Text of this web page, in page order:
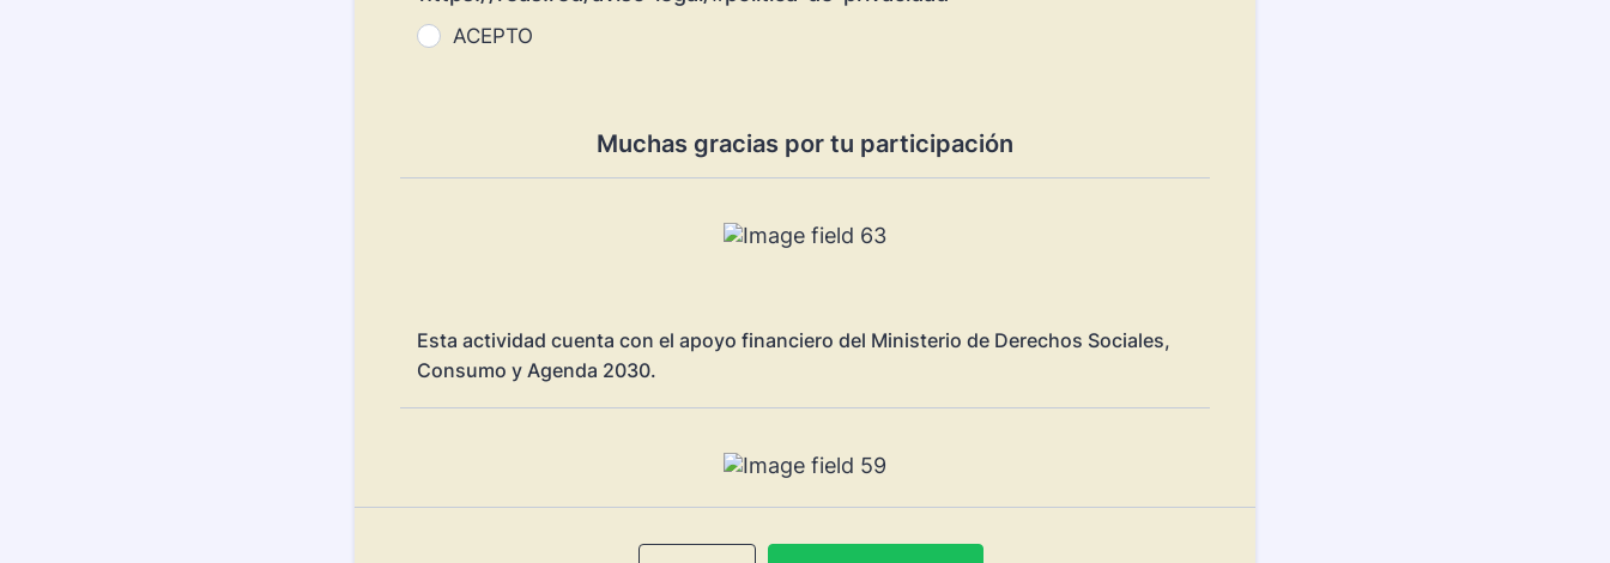
ACEPTO
Muchas gracias por tu participación
Esta actividad cuenta con el apoyo financiero del Ministerio de Derechos Sociales,
Consumo y Agenda 2030.